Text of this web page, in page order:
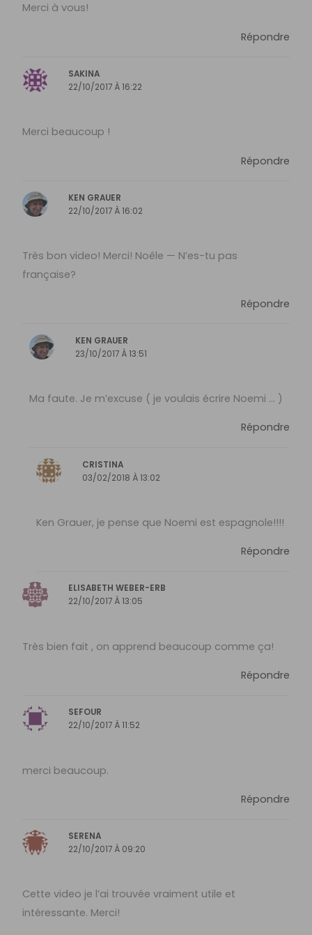
Merci à vous!
Répondre
SAKINA
22/10/2017 À 16:22
Merci beaucoup !
Répondre
KEN GRAUER
22/10/2017 À 16:02
Très bon video! Merci! Noêle — N’es-tu pas
française?
Répondre
KEN GRAUER
23/10/2017 À 13:51
Ma faute. Je m’excuse ( je voulais écrire Noemi … )
Répondre
CRISTINA
03/02/2018 À 13:02
Ken Grauer, je pense que Noemi est espagnole!!!!
Répondre
ELISABETH WEBER-ERB
22/10/2017 À 13:05
Très bien fait , on apprend beaucoup comme ça!
Répondre
SEFOUR
22/10/2017 À 11:52
merci beaucoup.
Répondre
SERENA
22/10/2017 À 09:20
Cette video je l’ai trouvée vraiment utile et
intéressante. Merci!